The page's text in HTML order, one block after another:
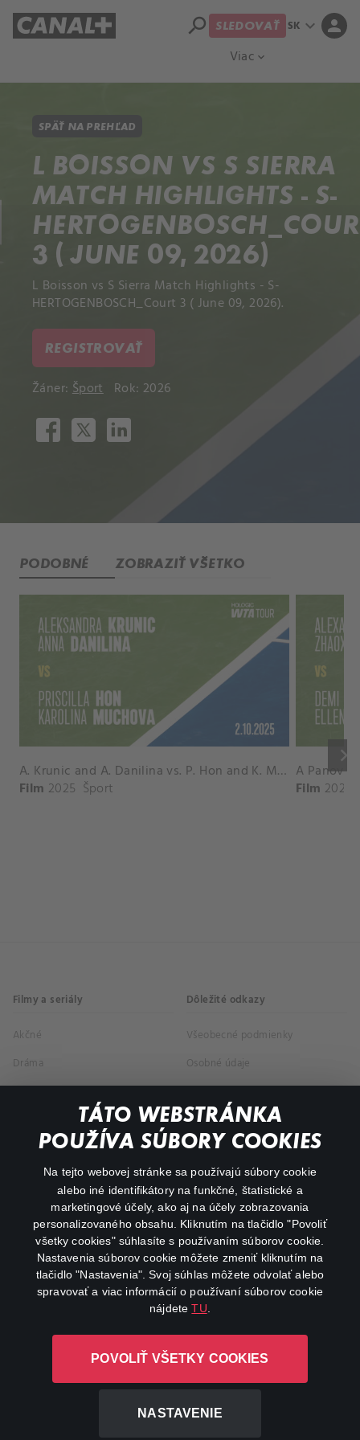
TÁTO WEBSTRÁNKA
POUŽÍVA SÚBORY COOKIES
Na tejto webovej stránke sa používajú súbory cookie
alebo iné identifikátory na funkčné, štatistické a
marketingové účely, ako aj na účely zobrazovania
personalizovaného obsahu. Kliknutím na tlačidlo "Povoliť
všetky cookies" súhlasíte s používaním súborov cookie.
Nastavenia súborov cookie môžete zmeniť kliknutím na
tlačidlo "Nastavenia". Svoj súhlas môžete odvolať alebo
spravovať a viac informácií o používaní súborov cookie
nájdeteTU
POVOLIŤ VŠETKY COOKIES
NASTAVENIE
Viac expand_more
search SLEDOVAŤ SK expand_more person
SPÄŤ NA PREHĽAD
L BOISSON VS S SIERRA
MATCH HIGHLIGHTS - S-
3 ( JUNE 09, 2026)
L Boisson vs S Sierra Match Highlights - S-
HERTOGENBOSCH_Court 3 ( June 09, 2026).
REGISTROVAŤ
Žáner: Šport Rok: 2026
PODOBNÉ ZOBRAZIŤ VŠETKO
keyboard_arrow_right
A. Krunic and A. Danilina vs. P. Hon and K. Muchova Match Highlights - BEIJING_Capital Group Diamond ( October 02, 2025)
Film 2025 Šport Film 2026
Filmy a seriály
Akčné
Dráma
Dôležité odkazy
Všeobecné podmienky
Osobné údaje
O aplikácii Canal+
Canal+ Luxembourg S. à r.l. so sídlom Rue Albert Borschette 4,